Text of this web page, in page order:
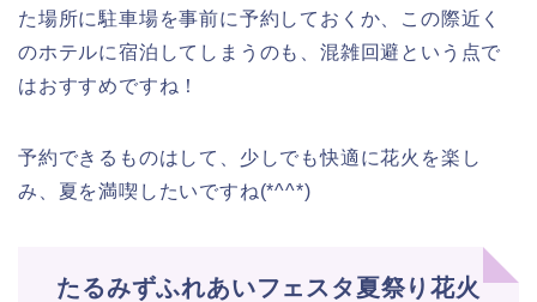
た場所に駐車場を事前に予約しておくか、この際近く
のホテルに宿泊してしまうのも、混雑回避という点で
はおすすめですね！
予約できるものはして、少しでも快適に花火を楽し
み、夏を満喫したいですね(*^^*)
たるみずふれあいフェスタ夏祭り花火